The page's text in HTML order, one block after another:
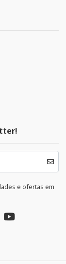
e ofertas em